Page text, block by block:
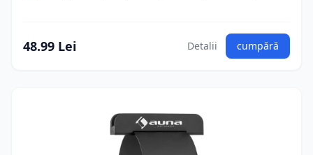
48.99 Lei Detalii cumpără